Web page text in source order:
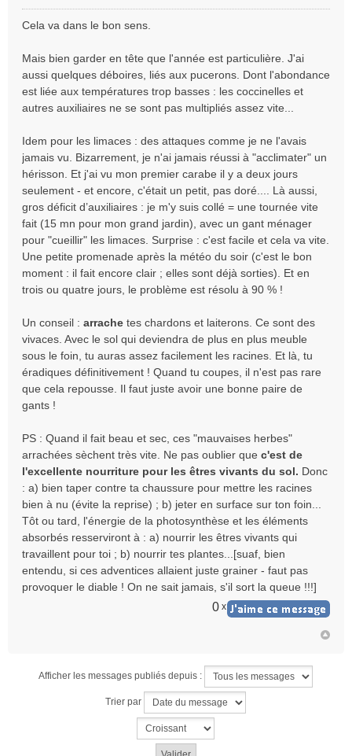
s
a
g
e
n
l
u
Cela va dans le bon sens.
Mais bien garder en tête que l'année est particulière. J'ai
aussi quelques déboires, liés aux pucerons. Dont l'abondance
est liée aux températures trop basses : les coccinelles et
autres auxiliaires ne se sont pas multipliés assez vite...
Idem pour les limaces : des attaques comme je ne l'avais
jamais vu. Bizarrement, je n'ai jamais réussi à "acclimater" un
hérisson. Et j'ai vu mon premier carabe il y a deux jours
seulement - et encore, c'était un petit, pas doré.... Là aussi,
gros déficit d’auxiliaires : je m'y suis collé = une tournée vite
fait (15 mn pour mon grand jardin), avec un gant ménager
pour "cueillir" les limaces. Surprise : c'est facile et cela va vite.
Une petite promenade après la météo du soir (c'est le bon
moment : il fait encore clair ; elles sont déjà sorties). Et en
trois ou quatre jours, le problème est résolu à 90 % !
Un conseil : arrache tes chardons et laiterons. Ce sont des
vivaces. Avec le sol qui deviendra de plus en plus meuble
sous le foin, tu auras assez facilement les racines. Et là, tu
éradiques définitivement ! Quand tu coupes, il n'est pas rare
que cela repousse. Il faut juste avoir une bonne paire de
gants !
PS : Quand il fait beau et sec, ces "mauvaises herbes"
arrachées sèchent très vite. Ne pas oublier que c'est de
l'excellente nourriture pour les êtres vivants du sol. Donc
: a) bien taper contre ta chaussure pour mettre les racines
bien à nu (évite la reprise) ; b) jeter en surface sur ton foin...
Tôt ou tard, l'énergie de la photosynthèse et les éléments
absorbés resserviront à : a) nourrir les êtres vivants qui
travaillent pour toi ; b) nourrir tes plantes...[suaf, bien
entendu, si ces adventices allaient juste grainer - faut pas
provoquer le diable ! On ne sait jamais, s'il sort la queue !!!]
0 x
Afficher les messages publiés depuis :
Trier par